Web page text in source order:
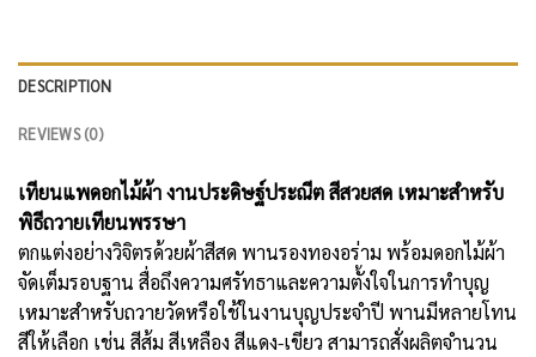
DESCRIPTION
REVIEWS (0)
เทียนแพดอกไม้ผ้า งานประดิษฐ์ประณีต สีสวยสด เหมาะสำหรับ
พิธีถวายเทียนพรรษา
ตกแต่งอย่างวิจิตรด้วยผ้าสีสด พานรองทองอร่าม พร้อมดอกไม้ผ้า
จัดเต็มรอบฐาน สื่อถึงความศรัทธาและความตั้งใจในการทำบุญ
เหมาะสำหรับถวายวัดหรือใช้ในงานบุญประจำปี พานมีหลายโทน
สีให้เลือก เช่น สีส้ม สีเหลือง สีแดง-เขียว สามารถสั่งผลิตจำนวน